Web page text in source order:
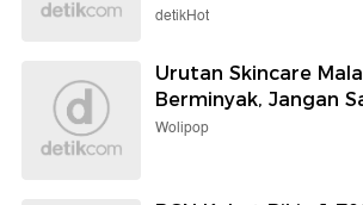
detikHot
Urutan Skincare
Berminyak, Jangan
Wolipop